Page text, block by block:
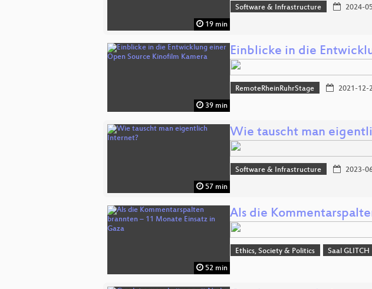
19 min
Software & Infrastructure 2024-
39 min
Einblicke in die
RemoteRheinRuhrStage 2021-12-
57 min
Wie tauscht man
Software & Infrastructure 2023-
52 min
Als die
Ethics, Society & Politics Saal GLITCH